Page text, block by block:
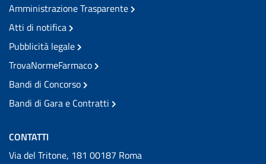
Amministrazione Trasparente
Atti di notifica
Pubblicità legale
TrovaNormeFarmaco
Bandi di Concorso
Bandi di Gara e Contratti
CONTATTI
Via del Tritone, 181 00187 Roma